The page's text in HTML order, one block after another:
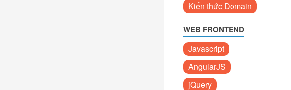
Kiến thức Domain
WEB FRONTEND
Javascript
AngularJS
jQuery